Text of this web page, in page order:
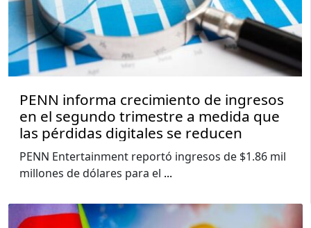
PENN informa crecimiento de ingresos
en el segundo trimestre a medida que
las pérdidas digitales se reducen
PENN Entertainment reportó ingresos de $1.86 mil
millones de dólares para el ...